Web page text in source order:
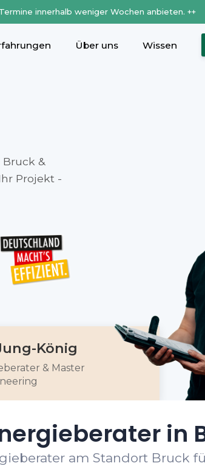
innerhalb weniger Wochen anbieten. ++
Über uns Wissen
&
Projekt -
König
& Master
in
am Standort Bruck